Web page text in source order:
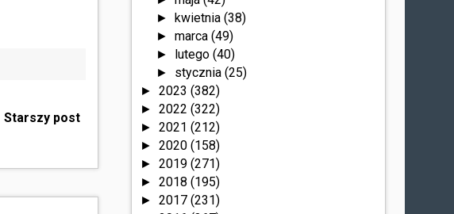
Starszy post
► kwietnia (38)
► marca (49)
► lutego (40)
► stycznia (25)
►2023(382)
►2022(322)
►2021(212)
►2020(158)
►2019(271)
►2018(195)
►2017(231)